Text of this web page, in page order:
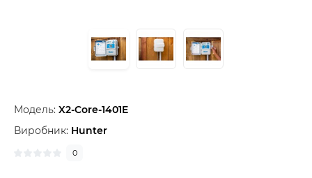
Модель: X2-Core-1401E
Виробник: Hunter
0